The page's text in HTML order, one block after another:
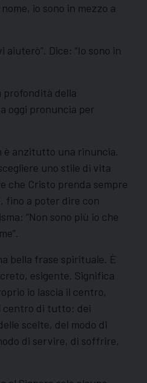
io sono in mezzo a
aiuterò”. Dice: “Io sono in
profondità della
oggi pronuncia per
è anzitutto una rinuncia.
uno stile di vita
che Cristo prenda sempre
fino a poter dire con
“Non sono più io che
bella frase spirituale. È
esigente. Significa
io lascia il centro,
centro di tutto: dei
scelte, del modo di
di servire, di soffrire,